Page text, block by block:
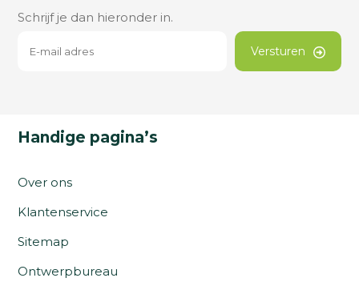
Schrijf je dan hieronder in.
Versturen
Handige pagina’s
Over ons
Klantenservice
Sitemap
Ontwerpbureau